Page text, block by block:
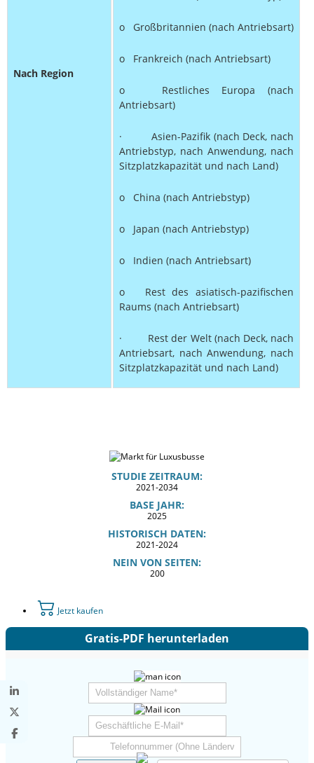
Nach Region
o Großbritannien (nach Antriebsart)
o Frankreich (nach Antriebsart)
o Restliches Europa (nach
Antriebsart)
· Asien-Pazifik (nach Deck, nach
Antriebstyp, nach Anwendung, nach
Sitzplatzkapazität und nach Land)
o China (nach Antriebstyp)
o Japan (nach Antriebstyp)
o Indien (nach Antriebsart)
o Rest des asiatisch-pazifischen
Raums (nach Antriebsart)
· Rest der Welt (nach Deck, nach
Antriebsart, nach Anwendung, nach
Sitzplatzkapazität und nach Land)
STUDIE ZEITRAUM:
2021-2034
BASE JAHR:
2025
HISTORISCH DATEN:
2021-2024
NEIN VON SEITEN:
200
Jetzt kaufen
Gratis-PDF herunterladen